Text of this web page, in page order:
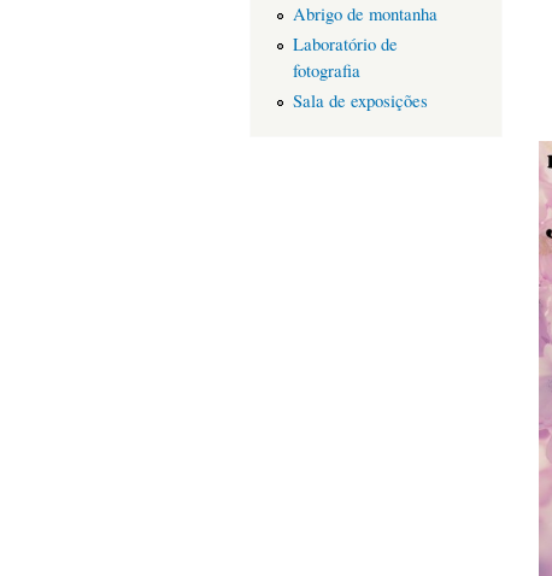
Abrigo de montanha
Laboratório de
fotografia
Sala de exposições